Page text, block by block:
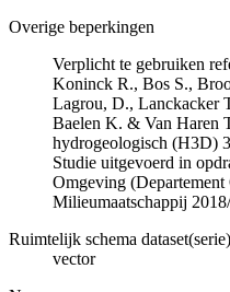
Overige beperkingen
Verplicht te gebruiken
Koninck R., Bos S.,
Lagrou, D., Lanckacker
Baelen K. & Van Haren
hydrogeologisch (H3D)
Studie uitgevoerd in
Omgeving
Milieumaatschappij
Ruimtelijk schema dataset(serie)
vector